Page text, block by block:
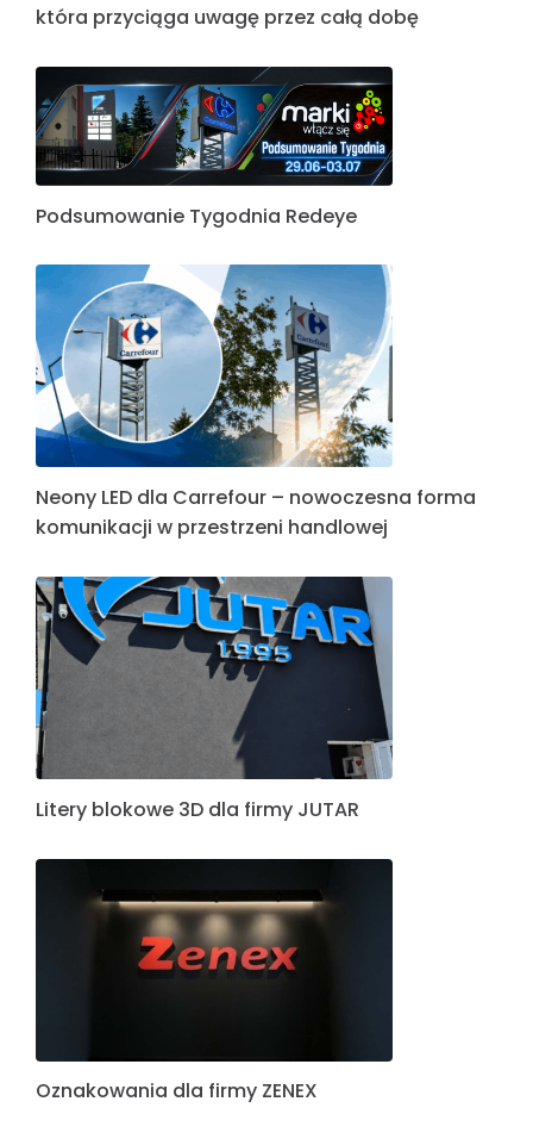
która przyciąga uwagę przez całą dobę
Podsumowanie Tygodnia Redeye
Neony LED dla Carrefour – nowoczesna forma
komunikacji w przestrzeni handlowej
Litery blokowe 3D dla firmy JUTAR
Oznakowania dla firmy ZENEX